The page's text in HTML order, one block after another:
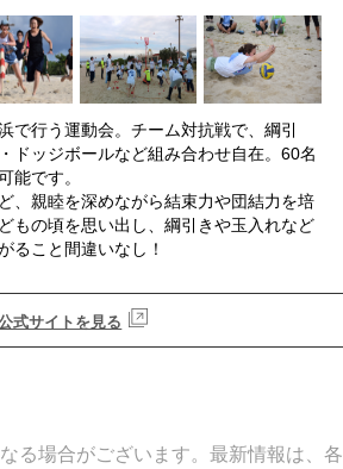
で行う運動会。チーム対抗戦で、綱引
ドッジボールなど組み合わせ自在。60名
能です。
、親睦を深めながら結束力や団結力を培
もの頃を思い出し、綱引きや玉入れなど
ること間違いなし！
式サイトを見る
る場合がございます。最新情報は、各